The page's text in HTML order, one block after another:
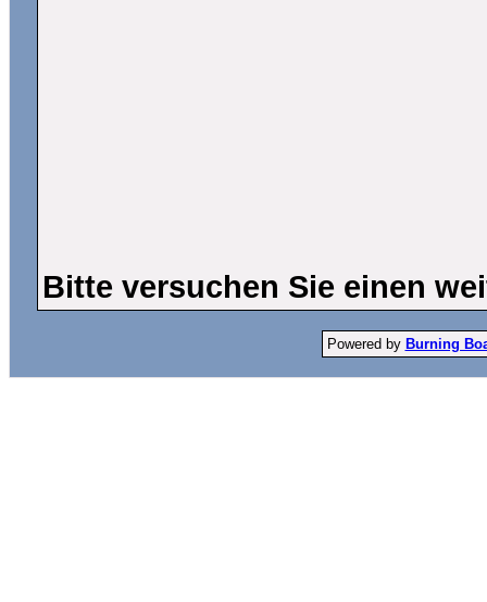
Bitte versuchen Sie einen
Powered by Burning